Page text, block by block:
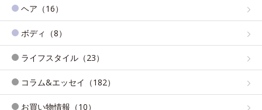
ヘア（16）
ボディ（8）
ライフスタイル（23）
コラム&エッセイ（182）
お買い物情報（10）